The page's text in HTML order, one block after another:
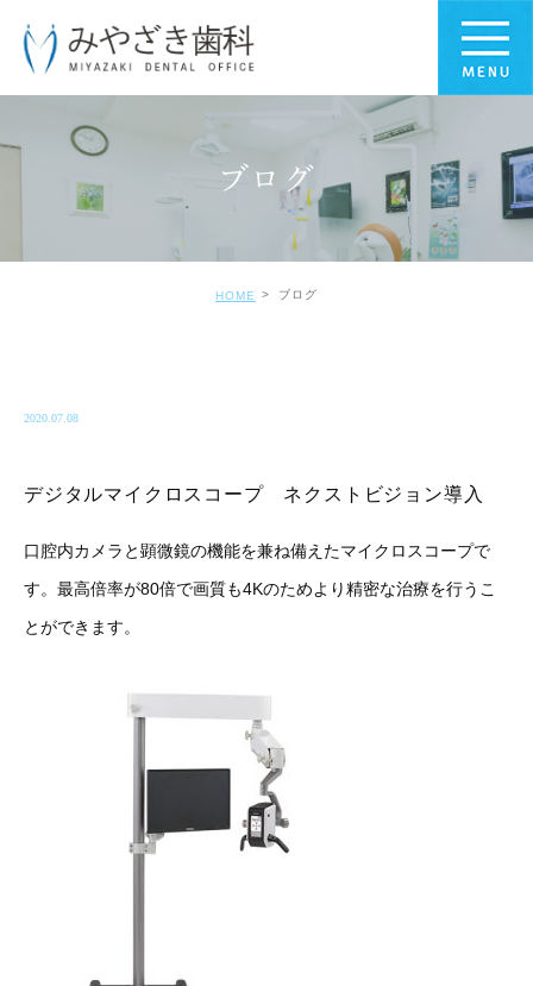
ブログ
HOME ブログ
2020.07.08
デジタルマイクロスコープ ネクストビジョン導入
口腔内カメラと顕微鏡の機能を兼ね備えたマイクロスコープで
す。最高倍率が80倍で画質も4Kのためより精密な治療を行うこ
とができます。